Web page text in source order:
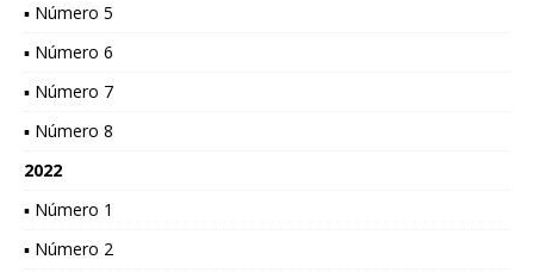
▪ Número 5
▪ Número 6
▪ Número 7
▪ Número 8
2022
▪ Número 1
▪ Número 2